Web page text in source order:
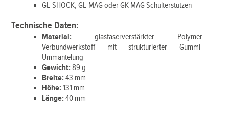
GL-SHOCK, GL-MAG oder GK-MAG Schulterstützen
Technische Daten:
Material: glasfaserverstärkter Polymer
Verbundwerkstoff mit strukturierter Gummi-
Ummantelung
Gewicht:89 g
Breite: 43 mm
Höhe:131 mm
Länge:40 mm